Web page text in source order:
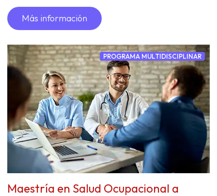
Más información
PROGRAMA MULTIDISCIPLINAR
Maestría en Salud Ocupacional a